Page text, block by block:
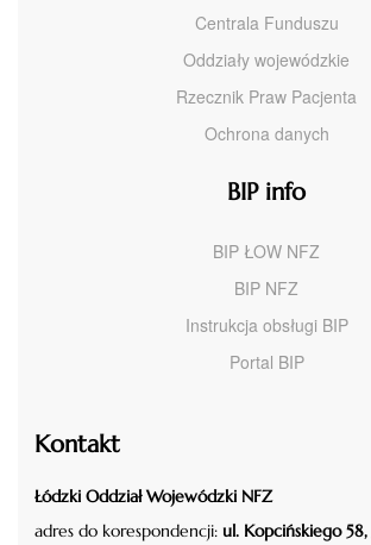
Centrala Funduszu
Oddziały wojewódzkie
Rzecznik Praw Pacjenta
Ochrona danych
BIP info
BIP ŁOW NFZ
BIP NFZ
Instrukcja obsługi BIP
Portal BIP
Kontakt
Łódzki Oddział Wojewódzki NFZ
adres do korespondencji: ul. Kopcińskiego